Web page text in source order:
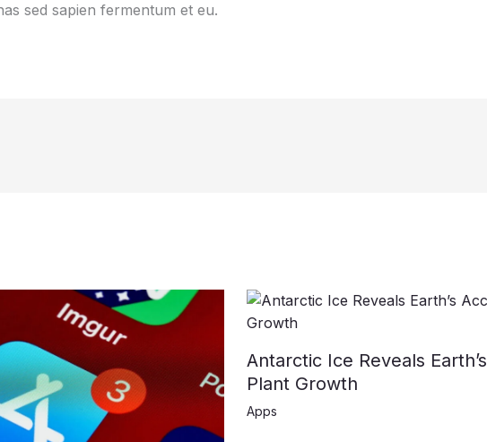
sed sapien fermentum et eu.
Antarctic Ice Reveals
Plant Growth
Apps